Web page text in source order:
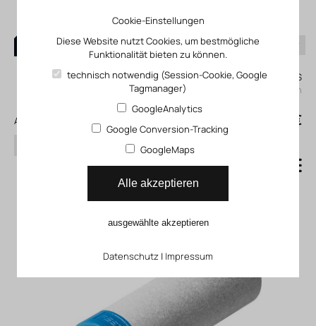
0
Mein KLEFINGHAUS
einloggen
Alle Produkte
Suchen
0,00 €
Schalldämpfer UO
Cookie-Einstellungen
Diese Website nutzt Cookies, um bestmögliche
Funktionalität bieten zu können.
technisch notwendig (Session-Cookie, Google
Tagmanager)
GoogleAnalytics
Google Conversion-Tracking
GoogleMaps
Alle akzeptieren
ausgewählte akzeptieren
Datenschutz | Impressum